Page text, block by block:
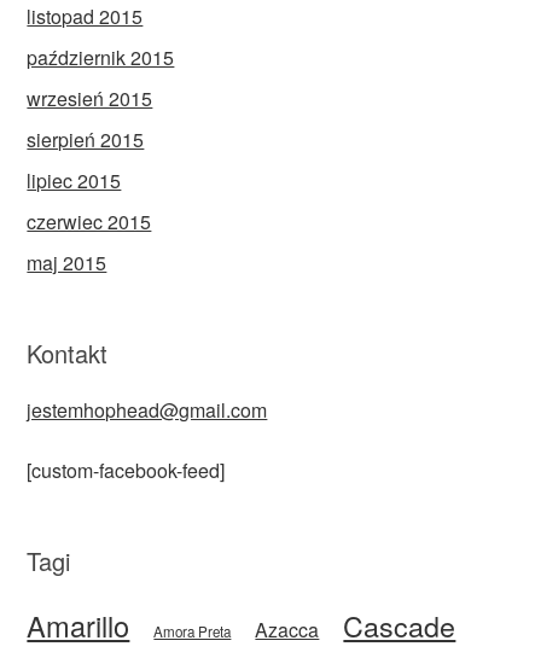
listopad 2015
październik 2015
wrzesień 2015
sierpień 2015
lipiec 2015
czerwiec 2015
maj 2015
Kontakt
jestemhophead@gmail.com
[custom-facebook-feed]
Tagi
Amarillo Amora Preta Azacca Cascade